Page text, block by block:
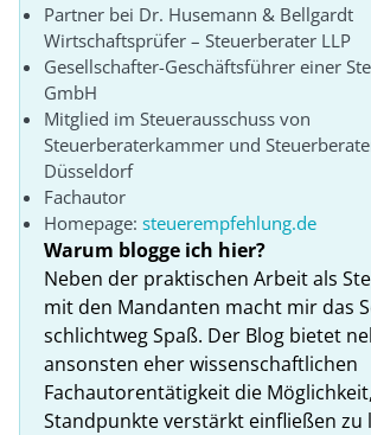
Partner bei Dr. Husemann & Bellgardt
Wirtschaftsprüfer – Steuerberater LLP
Gesellschafter-Geschäftsführer einer
GmbH
Mitglied im Steuerausschuss von
Steuerberaterkammer und
Düsseldorf
Fachautor
Homepage: steuerempfehlung.de
Warum blogge ich hier?
Neben der praktischen Arbeit als
mit den Mandanten macht mir das
schlichtweg Spaß. Der Blog bietet
ansonsten eher wissenschaftlichen
Fachautorentätigkeit die
Standpunkte verstärkt einfließen zu